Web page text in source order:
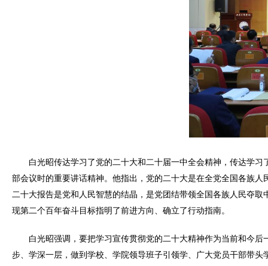
白光昭传达学习了党的二十大和二十届一中全会精神，传达学
部会议时的重要讲话精神。他指出，党的二十大是在全党全国各族
二十大报告是党和人民智慧的结晶，是党团结带领全国各族人民夺
现第二个百年奋斗目标指明了前进方向、确立了行动指南。
白光昭强调，要把学习宣传贯彻党的二十大精神作为当前和今
步、学深一层，做到学校、学院领导班子引领学、广大党员干部带头